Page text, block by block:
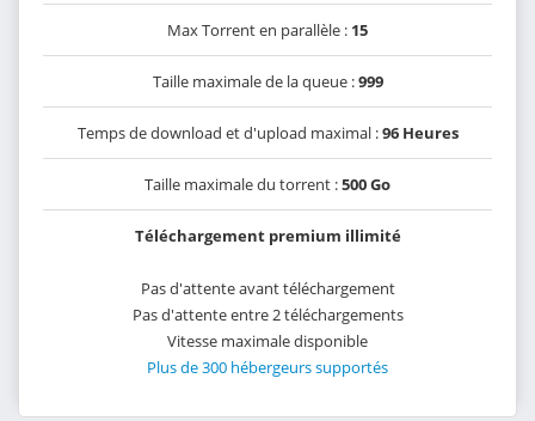
Max Torrent en parallèle : 15
Taille maximale de la queue :999
Temps de download et d'upload maximal :96 Heures
Taille maximale du torrent :500 Go
Téléchargement premium illimité
Pas d'attente avant téléchargement
Pas d'attente entre 2 téléchargements
Vitesse maximale disponible
Plus de 300 hébergeurs supportés